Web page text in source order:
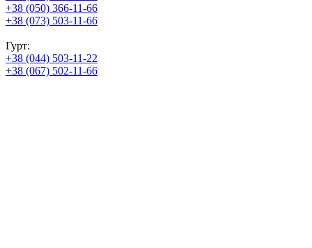
+38 (050) 366-11-66
+38 (073) 503-11-66
Гурт:
+38 (044) 503-11-22
+38 (067) 502-11-66